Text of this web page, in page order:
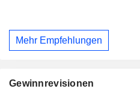
Mehr Empfehlungen
Gewinnrevisionen